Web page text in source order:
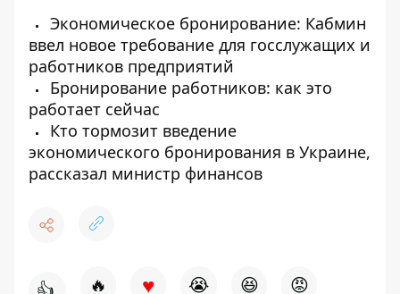
Экономическое бронирование: Кабмин
ввел новое требование для госслужащих и
работников предприятий
Бронирование работников: как это
работает сейчас
Кто тормозит введение
экономического бронирования в Украине,
рассказал министр финансов
🔥 ♥ 😭 😆 😡